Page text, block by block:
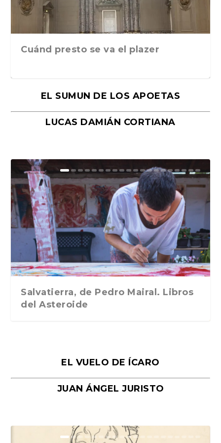
Cuánd presto se va el plazer
Moral, de Lyra Ekström Lindbäck.
Traducción de Car...
Revolución, de Hugo Gonçalves.
Libros del Asteroid...
«La música ha sido el gran amor de
mi vida». Esthe...
«El barman del Ritz», de Philippe
Collin. Traducci...
Mañanas de editorial, noches de
Bocaccio
EL SUMUN DE LOS APOETAS
LUCAS DAMIÁN CORTIANA
Salvatierra, de Pedro Mairal. Libros
del Asteroide
EL VUELO DE ÍCARO
JUAN ÁNGEL JURISTO